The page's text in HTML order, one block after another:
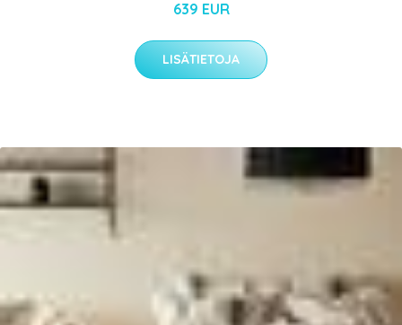
639 EUR
LISÄTIETOJA